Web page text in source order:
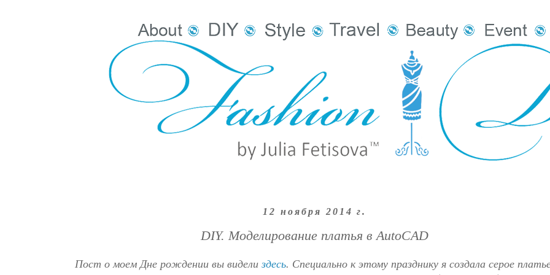
12 ноября 2014 г.
DIY. Моделирование платья в AutoCAD
Пост о моем Дне рождении вы видели здесь. Специально к этому празднику я создала серое